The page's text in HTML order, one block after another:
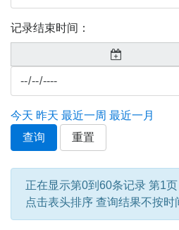
记录结束时间：
今天 昨天 最近一周 最近一月
查询
重置
正在显示第0到60条记录 第1
点击表头排序 查询结果不按时